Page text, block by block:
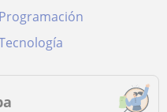
Programación